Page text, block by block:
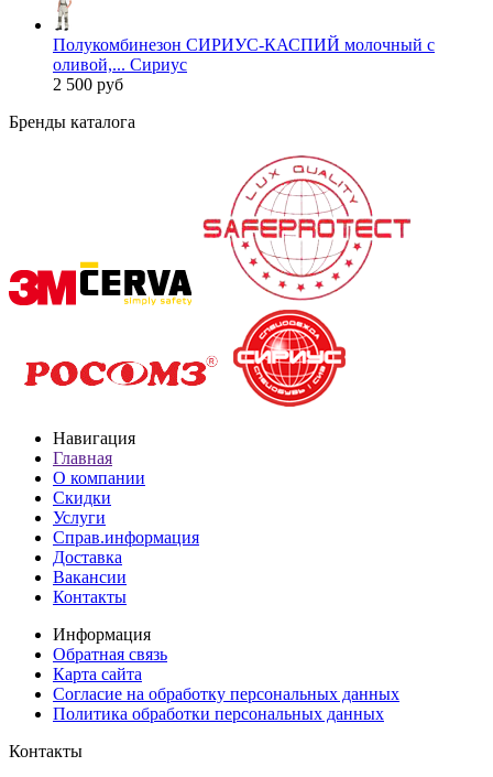
Полукомбинезон СИРИУС-КАСПИЙ молочный с
оливой,... Сириус
2 500 руб
Бренды каталога
Навигация
Главная
О компании
Скидки
Услуги
Справ.информация
Доставка
Вакансии
Контакты
Информация
Обратная связь
Карта сайта
Согласие на обработку персональных данных
Политика обработки персональных данных
Контакты